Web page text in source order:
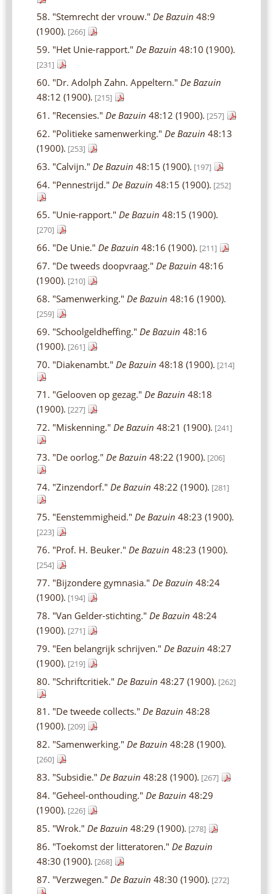
58. "Stemrecht der vrouw." De Bazuin 48:9
(1900). [266]
59. "Het Unie-rapport." De Bazuin 48:10 (1900).
[231]
60. "Dr. Adolph Zahn. Appeltern." De Bazuin
48:12 (1900). [215]
61. "Recensies." De Bazuin 48:12 (1900). [257]
62. "Politieke samenwerking." De Bazuin 48:13
(1900). [253]
63. "Calvijn." De Bazuin 48:15 (1900). [197]
64. "Pennestrijd." De Bazuin 48:15 (1900). [252]
65. "Unie-rapport." De Bazuin 48:15 (1900).
[270]
66. "De Unie." De Bazuin 48:16 (1900). [211]
67. "De tweeds doopvraag." De Bazuin 48:16
(1900). [210]
68. "Samenwerking." De Bazuin 48:16 (1900).
[259]
69. "Schoolgeldheffing." De Bazuin 48:16
(1900). [261]
70. "Diakenambt." De Bazuin 48:18 (1900). [214]
71. "Gelooven op gezag." De Bazuin 48:18
(1900). [227]
72. "Miskenning." De Bazuin 48:21 (1900). [241]
73. "De oorlog." De Bazuin 48:22 (1900). [206]
74. "Zinzendorf." De Bazuin 48:22 (1900). [281]
75. "Eenstemmigheid." De Bazuin 48:23 (1900).
[223]
76. "Prof. H. Beuker." De Bazuin 48:23 (1900).
[254]
77. "Bijzondere gymnasia." De Bazuin 48:24
(1900). [194]
78. "Van Gelder-stichting." De Bazuin 48:24
(1900). [271]
79. "Een belangrijk schrijven." De Bazuin 48:27
(1900). [219]
80. "Schriftcritiek." De Bazuin 48:27 (1900). [262]
81. "De tweede collects." De Bazuin 48:28
(1900). [209]
82. "Samenwerking." De Bazuin 48:28 (1900).
[260]
83. "Subsidie." De Bazuin 48:28 (1900). [267]
84. "Geheel-onthouding." De Bazuin 48:29
(1900). [226]
85. "Wrok." De Bazuin 48:29 (1900). [278]
86. "Toekomst der litteratoren." De Bazuin
48:30 (1900). [268]
87. "Verzwegen." De Bazuin 48:30 (1900). [272]